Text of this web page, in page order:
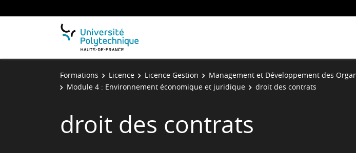
Formations Licence Licence Gestion
Management et Développement des
Module 4 : Environnement économique et juridique
droit des contrats
droit des contrats